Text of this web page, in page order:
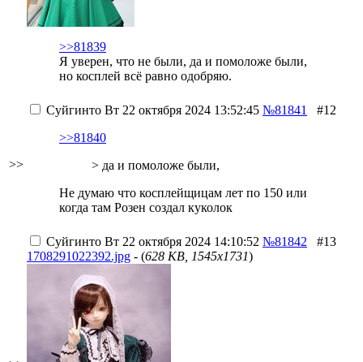
>>81839
Я уверен, что не были, да и помоложе были,
но косплей всё равно одобряю.
>>
Суйгинто Вт 22 октября 2024 13:52:45 №81841
#12
>>81840
> да и помоложе были,
Не думаю что косплейщицам лет по 150 или
когда там Розен создал куколок
Суйгинто Вт 22 октября 2024 14:10:52 №81842
#13
1708291022392.jpg - (628 KB, 1545x1731)